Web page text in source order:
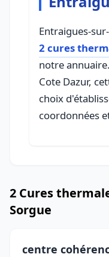
Entraigues-
2 cures
notre
Cote Dazur,
choix
coordonnées
2 Cures
Sorgue
centre